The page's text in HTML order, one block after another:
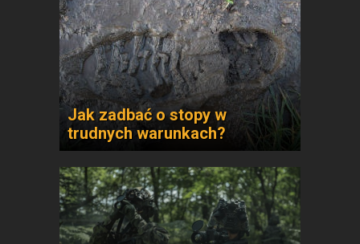
Jak zadbać o stopy w
trudnych warunkach?